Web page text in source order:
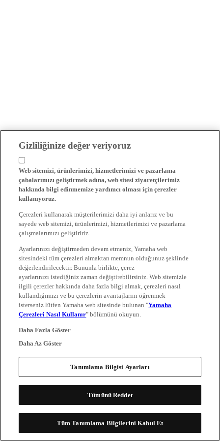
Gizliliğinize değer veriyoruz
Web sitemizi, ürünlerimizi, hizmetlerimizi ve pazarlama
çabalarımızı geliştirmek adına, web sitesi ziyaretçilerimiz
hakkında bilgi edinmemize yardımcı olması için çerezler
kullanıyoruz.
Çerezleri kullanarak müşterilerimizi daha iyi anlarız ve bu
sayede web sitemizi, ürünlerimizi, hizmetlerimizi ve pazarlama
çalışmalarımızı geliştiririz.
Ayarlarınızı değiştirmeden devam etmeniz, Yamaha web
sitesindeki tüm çerezleri almaktan memnun olduğunuz şeklinde
değerlendirilecektir. Bununla birlikte, çerez
ayarlarınızı istediğiniz zaman değiştirebilirsiniz. Web sitemizle
ilgili çerezler hakkında daha fazla bilgi almak, çerezleri nasıl
kullandığımızı ve bu çerezlerin avantajlarını öğrenmek
isterseniz lütfen Yamaha web sitesinde bulunan "Yamaha
Çerezleri Nasıl Kullanır" bölümünü okuyun.
Daha Fazla Göster
Daha Az Göster
Tanımlama Bilgisi Ayarları
Tümünü Reddet
Tüm Tanımlama Bilgilerini Kabul Et